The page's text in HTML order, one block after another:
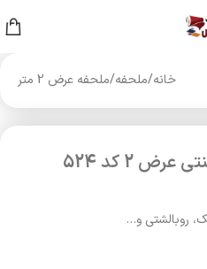
خانه/ملحفه/ملحفه عرض 2 متر
روبالشتی و…